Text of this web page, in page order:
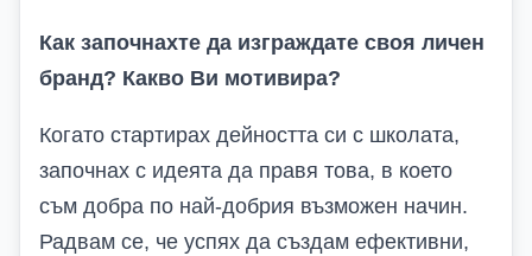
Как започнахте да изграждате своя личен
бранд? Какво Ви мотивира?
Когато стартирах дейността си с школата,
започнах с идеята да правя това, в което
съм добра по най-добрия възможен начин.
Радвам се, че успях да създам ефективни,